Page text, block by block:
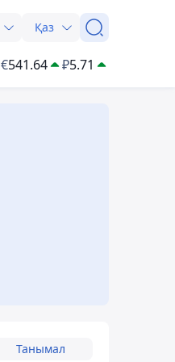
Қаз
€541.64 ₽5.71
Танымал